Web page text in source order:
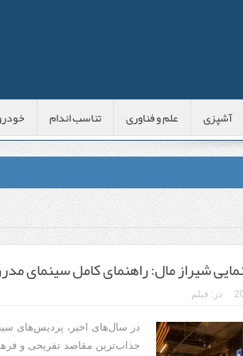
آشپزی علم و فناوری تناسب اندام
با شبه‌ لیزر در مشهد
این موارد را بررسی کنید
است؟
شیراز مال: راهنمای کامل سینمای
در: فیلم
در سال‌های اخیر، پردیس‌های
جذاب‌ترین مقاصد تفریحی و